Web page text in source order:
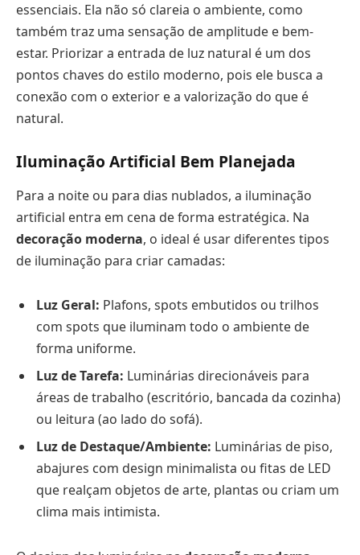
essenciais. Ela não só clareia o ambiente, como
também traz uma sensação de amplitude e bem-
estar. Priorizar a entrada de luz natural é um dos
pontos chaves do estilo moderno, pois ele busca a
conexão com o exterior e a valorização do que é
natural.
Iluminação Artificial Bem Planejada
Para a noite ou para dias nublados, a iluminação
artificial entra em cena de forma estratégica. Na
decoração moderna, o ideal é usar diferentes tipos
de iluminação para criar camadas:
Luz Geral: Plafons, spots embutidos ou trilhos
com spots que iluminam todo o ambiente de
forma uniforme.
Luz de Tarefa: Luminárias direcionáveis para
áreas de trabalho (escritório, bancada da cozinha)
ou leitura (ao lado do sofá).
Luz de Destaque/Ambiente: Luminárias de piso,
abajures com design minimalista ou fitas de LED
que realçam objetos de arte, plantas ou criam um
clima mais intimista.